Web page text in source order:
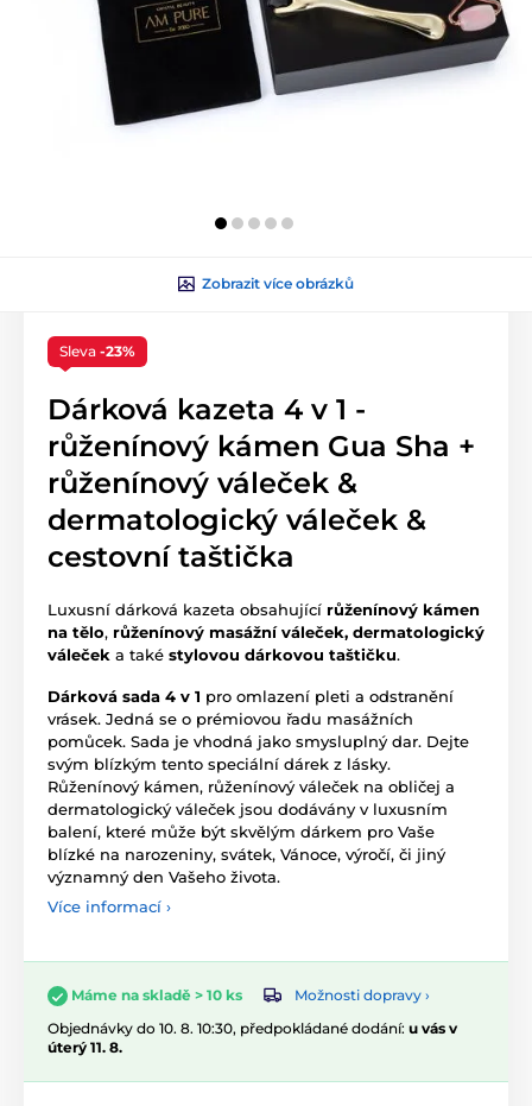
Zobrazit více obrázků
Sleva -23%
Dárková kazeta 4 v 1 -
růženínový kámen Gua Sha +
růženínový váleček &
dermatologický váleček &
cestovní taštička
Luxusní dárková kazeta obsahující růženínový kámen
na tělo, růženínový masážní váleček, dermatologický
váleček a také stylovou dárkovou taštičku.
Dárková sada 4 v 1 pro omlazení pleti a odstranění
vrásek. Jedná se o prémiovou řadu masážních
pomůcek. Sada je vhodná jako smysluplný dar. Dejte
svým blízkým tento speciální dárek z lásky.
Růženínový kámen, růženínový váleček na obličej a
dermatologický váleček jsou dodávány v luxusním
balení, které může být skvělým dárkem pro Vaše
blízké na narozeniny, svátek, Vánoce, výročí, či jiný
významný den Vašeho života.
Více informací ›
Máme na skladě > 10 ks
Možnosti dopravy ›
Objednávky do 10. 8. 10:30, předpokládané dodání: u vás v
úterý 11. 8.